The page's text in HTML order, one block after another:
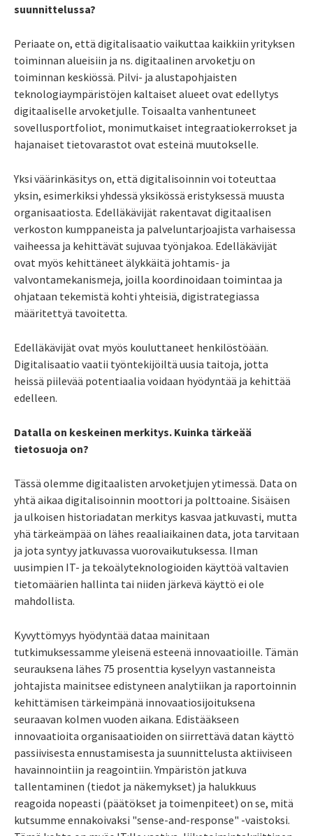
suunnittelussa?
Periaate on, että digitalisaatio vaikuttaa kaikkiin yrityksen
toiminnan alueisiin ja ns. digitaalinen arvoketju on
toiminnan keskiössä. Pilvi- ja alustapohjaisten
teknologiaympäristöjen kaltaiset alueet ovat edellytys
digitaaliselle arvoketjulle. Toisaalta vanhentuneet
sovellusportfoliot, monimutkaiset integraatiokerrokset ja
hajanaiset tietovarastot ovat esteinä muutokselle.
Yksi väärinkäsitys on, että digitalisoinnin voi toteuttaa
yksin, esimerkiksi yhdessä yksikössä eristyksessä muusta
organisaatiosta. Edelläkävijät rakentavat digitaalisen
verkoston kumppaneista ja palveluntarjoajista varhaisessa
vaiheessa ja kehittävät sujuvaa työnjakoa. Edelläkävijät
ovat myös kehittäneet älykkäitä johtamis- ja
valvontamekanismeja, joilla koordinoidaan toimintaa ja
ohjataan tekemistä kohti yhteisiä, digistrategiassa
määritettyä tavoitetta.
Edelläkävijät ovat myös kouluttaneet henkilöstöään.
Digitalisaatio vaatii työntekijöiltä uusia taitoja, jotta
heissä piilevää potentiaalia voidaan hyödyntää ja kehittää
edelleen.
Datalla on keskeinen merkitys. Kuinka tärkeää
tietosuoja on?
Tässä olemme digitaalisten arvoketjujen ytimessä. Data on
yhtä aikaa digitalisoinnin moottori ja polttoaine. Sisäisen
ja ulkoisen historiadatan merkitys kasvaa jatkuvasti, mutta
yhä tärkeämpää on lähes reaaliaikainen data, jota tarvitaan
ja jota syntyy jatkuvassa vuorovaikutuksessa. Ilman
uusimpien IT- ja tekoälyteknologioiden käyttöä valtavien
tietomäärien hallinta tai niiden järkevä käyttö ei ole
mahdollista.
Kyvyttömyys hyödyntää dataa mainitaan
tutkimuksessamme yleisenä esteenä innovaatioille. Tämän
seurauksena lähes 75 prosenttia kyselyyn vastanneista
johtajista mainitsee edistyneen analytiikan ja raportoinnin
kehittämisen tärkeimpänä innovaatiosijoituksena
seuraavan kolmen vuoden aikana. Edistääkseen
innovaatioita organisaatioiden on siirrettävä datan käyttö
passiivisesta ennustamisesta ja suunnittelusta aktiiviseen
havainnointiin ja reagointiin. Ympäristön jatkuva
tallentaminen (tiedot ja näkemykset) ja halukkuus
reagoida nopeasti (päätökset ja toimenpiteet) on se, mitä
kutsumme ennakoivaksi "sense-and-response" -vaistoksi.